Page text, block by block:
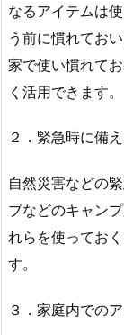
なるアイテムは
う前に慣れてお
家で使い慣れて
く活用できます。
２．緊急時に備
自然災害などの
ブなどのキャン
れらを使ってお
す。
３．家庭内での